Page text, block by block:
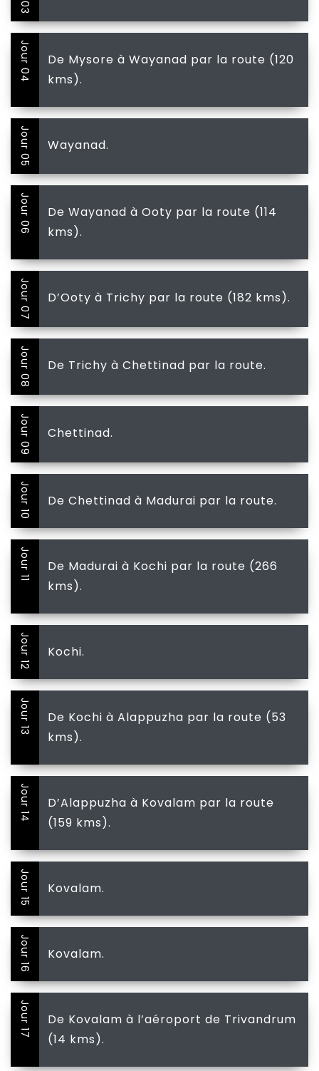
Jour 04
De Mysore à Wayanad par la route (120
kms).
Jour 05 Wayanad.
Jour 06
De Wayanad à Ooty par la route (114
kms).
Jour 07 D’Ooty à Trichy par la route (182 kms).
Jour 08 De Trichy à Chettinad par la route.
Jour 09 Chettinad.
Jour 10 De Chettinad à Madurai par la route.
Jour 11
De Madurai à Kochi par la route (266
kms).
Jour 12 Kochi.
Jour 13
De Kochi à Alappuzha par la route (53
kms).
Jour 14
D’Alappuzha à Kovalam par la route
(159 kms).
Jour 15 Kovalam.
Jour 16 Kovalam.
Jour 17
De Kovalam à l’aéroport de Trivandrum
(14 kms).